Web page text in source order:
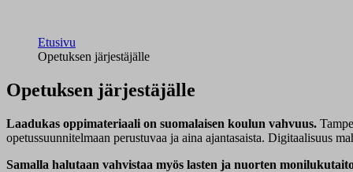
Etusivu
Opetuksen järjestäjälle
Opetuksen järjestäjälle
Laadukas oppimateriaali on suomalaisen koulun vahvuus.
opetussuunnitelmaan perustuvaa ja aina ajantasaista. Digitaalisuus
Samalla halutaan vahvistaa myös lasten ja nuorten